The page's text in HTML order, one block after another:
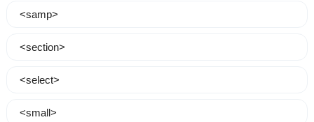
<samp>
<section>
<select>
<small>